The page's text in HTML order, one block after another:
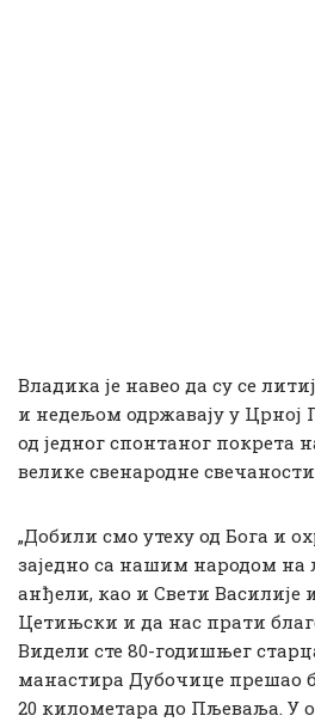
Владика је навео да су се
и недељом одржавају у Црној
од једног спонтаног покрета
велике свенародне
„Добили смо утеху од Бога и
заједно са нашим народом на
анђели, као и Свети Василије
Цетињски и да нас прати
Видели сте 80-годишњег
манастира Дубочице прешао
20 километара до Пљеваља. У